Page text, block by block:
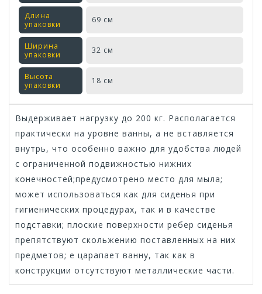
Длина
упаковки
69 см
Ширина
упаковки
32 см
Высота
упаковки
18 см
Выдерживает нагрузку до 200 кг. Располагается
практически на уровне ванны, а не вставляется
внутрь, что особенно важно для удобства людей
с ограниченной подвижностью нижних
конечностей;предусмотрено место для мыла;
может использоваться как для сиденья при
гигиенических процедурах, так и в качестве
подставки; плоские поверхности ребер сиденья
препятствуют скольжению поставленных на них
предметов; е царапает ванну, так как в
конструкции отсутствуют металлические части.